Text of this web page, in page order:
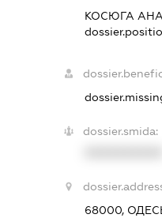
КОСЮГА
dossier.smida:
68000,